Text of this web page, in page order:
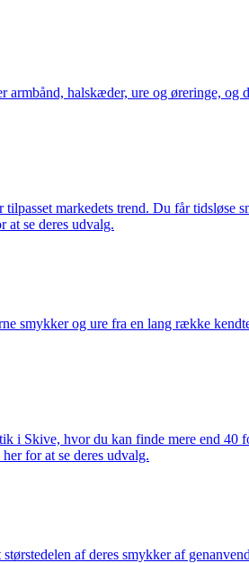
armbånd, halskæder, ure og øreringe,
markedets trend. Du får tidsløse
se deres udvalg.
smykker og ure fra en lang række
i Skive, hvor du kan finde mere end 40
for at se deres udvalg.
af deres smykker af